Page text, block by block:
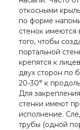
откосными
по форме
стенок имеются
того, чтобы
портальной
крепятся к
двух сторон по
20-30° к
Для
стенки имеют
исполнение.
трубы (одной